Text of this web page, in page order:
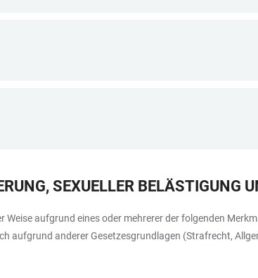
SEXUELLER BELÄSTIGUNG
aufgrund eines oder mehrerer der folgenden
aufgrund anderer Gesetzesgrundlagen (Strafrecht,